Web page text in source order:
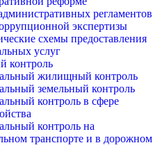
регламентов
экспертизы
схемы предоставления
услуг
контроль
жилищный контроль
земельный контроль
контроль в сфере
контроль на
транспорте и в дорожном